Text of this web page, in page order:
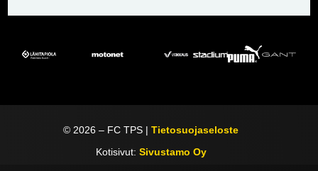
©2026 – FC TPS |Tietosuojaseloste
Kotisivut: Sivustamo Oy